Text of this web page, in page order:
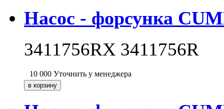
Насос - форсунка
3411756RX 3411756R
10 000 Уточнить у менеджера